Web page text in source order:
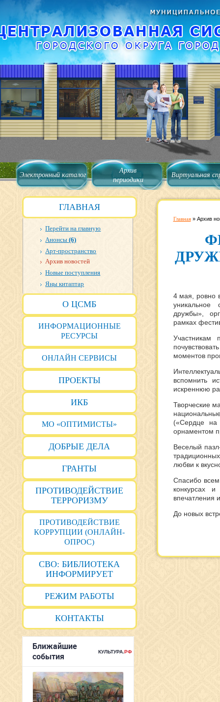
Электронный каталог
Архив
периодики
Виртуальная
ГЛАВНАЯ
Перейти на главную
Анонсы(6)
Арт-пространство
Архив новостей
Новые поступления
Яңы китаптар
О ЦСМБ
ИНФОРМАЦИОННЫЕ
РЕСУРСЫ
ОНЛАЙН СЕРВИСЫ
ПРОЕКТЫ
ИКБ
МО «ОПТИМИСТЫ»
ДОБРЫЕ ДЕЛА
ГРАНТЫ
ПРОТИВОДЕЙСТВИЕ
ТЕРРОРИЗМУ
ПРОТИВОДЕЙСТВИЕ
КОРРУПЦИИ (ОНЛАЙН-
ОПРОС)
СВО: БИБЛИОТЕКА
ИНФОРМИРУЕТ
РЕЖИМ РАБОТЫ
КОНТАКТЫ
Главная» Архив
4 мая, ровно
уникальное
дружбы»,
рамках
Участникам
моментов
вспомнить
искреннюю
Творческие
(«Сердце на
орнаментом
Веселый
любви к
Спасибо
конкурсах
впечатления
До новых